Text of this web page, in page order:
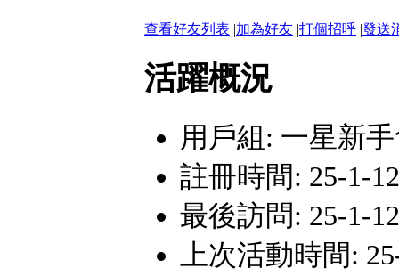
查看好友列表 |加為好友 |打個招呼 |發送
活躍概況
用戶組: 一星新
註冊時間: 25-1-
最後訪問: 25-1-
上次活動時間: